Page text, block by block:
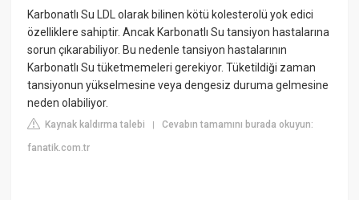
Karbonatlı Su LDL olarak bilinen kötü kolesterolü yok edici
özelliklere sahiptir. Ancak Karbonatlı Su tansiyon hastalarına
sorun çıkarabiliyor. Bu nedenle tansiyon hastalarının
Karbonatlı Su tüketmemeleri gerekiyor. Tüketildiği zaman
tansiyonun yükselmesine veya dengesiz duruma gelmesine
neden olabiliyor.
Kaynak kaldırma talebi |Cevabın tamamını burada okuyun:
fanatik.com.tr